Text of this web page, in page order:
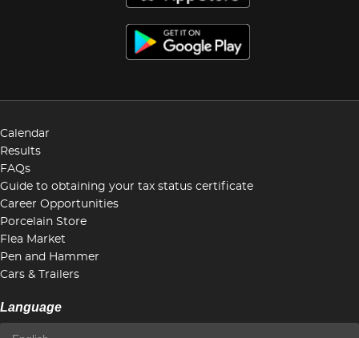
Calendar
Results
FAQs
Guide to obtaining your tax status certificate
Career Opportunities
Porcelain Store
Flea Market
Pen and Hammer
Cars & Trailers
Language